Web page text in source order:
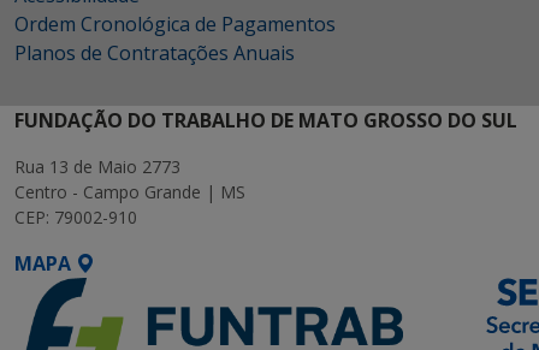
Ordem Cronológica de Pagamentos
Planos de Contratações Anuais
FUNDAÇÃO DO TRABALHO DE MATO GROSSO DO SUL
Rua 13 de Maio 2773
Centro - Campo Grande | MS
CEP: 79002-910
MAPA